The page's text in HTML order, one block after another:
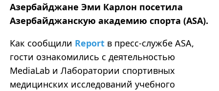
Азербайджане Эми Карлон посетила
Азербайджанскую академию спорта (ASA).
Как сообщили Report в пресс-службе ASA,
гости ознакомились с деятельностью
MediaLab и Лаборатории спортивных
медицинских исследований учебного